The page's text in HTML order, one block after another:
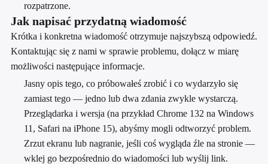
rozpatrzone.
Jak napisać przydatną wiadomość
Krótka i konkretna wiadomość otrzymuje najszybszą odpowiedź.
Kontaktując się z nami w sprawie problemu, dołącz w miarę
możliwości następujące informacje.
Jasny opis tego, co próbowałeś zrobić i co wydarzyło się
zamiast tego — jedno lub dwa zdania zwykle wystarczą.
Przeglądarka i wersja (na przykład Chrome 132 na Windows
11, Safari na iPhone 15), abyśmy mogli odtworzyć problem.
Zrzut ekranu lub nagranie, jeśli coś wygląda źle na stronie —
wklej go bezpośrednio do wiadomości lub wyślij link.